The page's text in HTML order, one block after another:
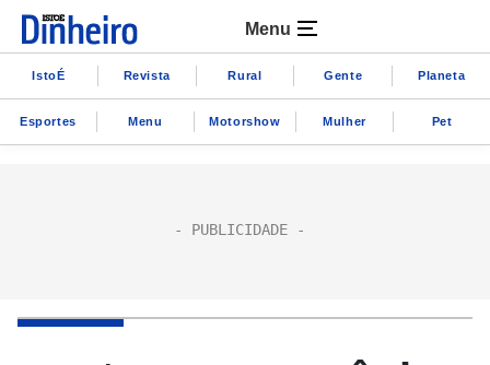
Menu
IstoÉ Revista Rural Gente Planeta
Esportes Menu Motorshow Mulher Pet